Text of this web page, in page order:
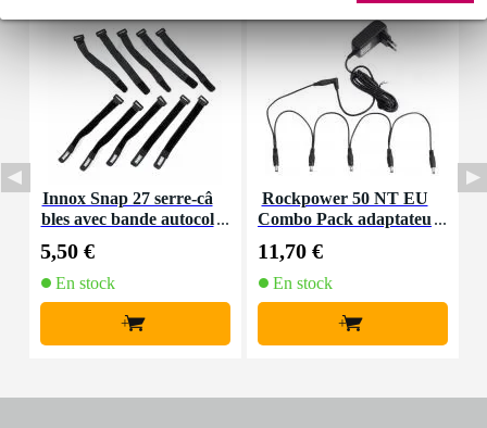
Innox Snap 27 serre-câ
bles avec bande autocol
5,50 €
En stock
+
Rockpower 50 NT EU
Combo Pack adaptateu
11,70 €
En stock
+